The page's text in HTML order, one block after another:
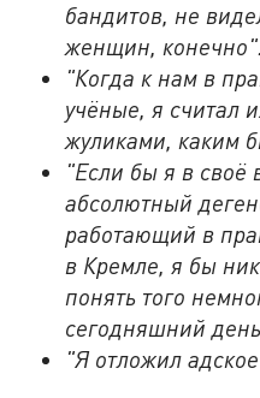
бандитов, не
женщин, конечно".
"Когда к нам в
учёные, я считал
жуликами, каким
"Если бы я в своё
абсолютный
работающий в
в Кремле, я бы
понять того
сегодняшний
"Я отложил